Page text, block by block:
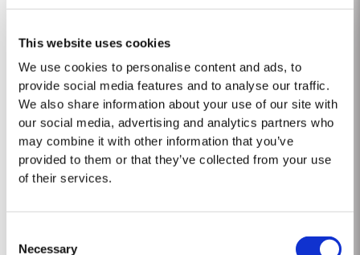
This website uses cookies
We use cookies to personalise content and ads, to
provide social media features and to analyse our traffic.
We also share information about your use of our site with
our social media, advertising and analytics partners who
may combine it with other information that you’ve
provided to them or that they’ve collected from your use
of their services.
Selection
Necessary
2003
El invierno que precedió la vendimia de 2003 fue muy húmedo. La floración
las mejores condiciones observadas desde hace varios años. Las dos
primeras semanas de agosto presentaron el intenso calor del verano que
a menudo precede un gran...
Saber Más
1863 SINGLE HARVEST
El Taylor’s Single Harvest 1863 se produce a partir de una reserva de
de roble e que pertenecen a la colección de la casa Taylor’s. Por esto
historia del vino, que tal...